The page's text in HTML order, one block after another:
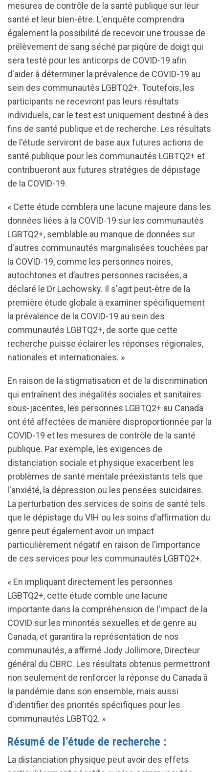
mesures de contrôle de la santé publique sur leur
santé et leur bien-être. L'enquête comprendra
également la possibilité de recevoir une trousse de
prélèvement de sang séché par piqûre de doigt qui
sera testé pour les anticorps de COVID-19 afin
d'aider à déterminer la prévalence de COVID-19 au
sein des communautés LGBTQ2+. Toutefois, les
participants ne recevront pas leurs résultats
individuels, car le test est uniquement destiné à des
fins de santé publique et de recherche. Les résultats
de l'étude serviront de base aux futures actions de
santé publique pour les communautés LGBTQ2+ et
contribueront aux futures stratégies de dépistage
de la COVID-19.
« Cette étude comblera une lacune majeure dans les
données liées à la COVID-19 sur les communautés
LGBTQ2+, semblable au manque de données sur
d'autres communautés marginalisées touchées par
la COVID-19, comme les personnes noires,
autochtones et d’autres personnes racisées, a
déclaré le Dr Lachowsky. Il s'agit peut-être de la
première étude globale à examiner spécifiquement
la prévalence de la COVID-19 au sein des
communautés LGBTQ2+, de sorte que cette
recherche puisse éclairer les réponses régionales,
nationales et internationales. »
En raison de la stigmatisation et de la discrimination
qui entraînent des inégalités sociales et sanitaires
sous-jacentes, les personnes LGBTQ2+ au Canada
ont été affectées de manière disproportionnée par la
COVID-19 et les mesures de contrôle de la santé
publique. Par exemple, les exigences de
distanciation sociale et physique exacerbent les
problèmes de santé mentale préexistants tels que
l'anxiété, la dépression ou les pensées suicidaires.
La perturbation des services de soins de santé tels
que le dépistage du VIH ou les soins d'affirmation du
genre peut également avoir un impact
particulièrement négatif en raison de l'importance
de ces services pour les communautés LGBTQ2+.
« En impliquant directement les personnes
LGBTQ2+, cette étude comble une lacune
importante dans la compréhension de l'impact de la
COVID sur les minorités sexuelles et de genre au
Canada, et garantira la représentation de nos
communautés, a affirmé Jody Jollimore, Directeur
général du CBRC. Les résultats obtenus permettront
non seulement de renforcer la réponse du Canada à
la pandémie dans son ensemble, mais aussi
d'identifier des priorités spécifiques pour les
communautés LGBTQ2. »
Résumé de l’étude de recherche :
La distanciation physique peut avoir des effets